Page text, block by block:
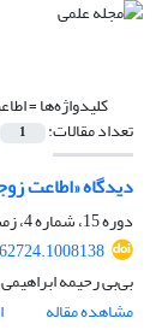
کلیدواژه‌ها =
تعداد مقالات: 1
دیدگاه «اطاعت
دوره 15، شماره 4، زمستان 1398، صفحه
بی‌بی رحیمه
مشاهده مقاله